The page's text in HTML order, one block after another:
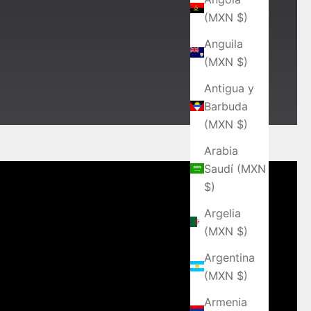
(MXN $)
Anguila
(MXN $)
Antigua y
Barbuda
(MXN $)
Arabia
Saudí (MXN
$)
Argelia
(MXN $)
Argentina
(MXN $)
Armenia